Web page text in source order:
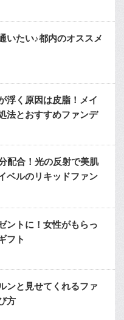
いたい♪都内のオススメ
浮く原因は皮脂！メイ
法とおすすめファンデ
配合！光の反射で美肌
ベルのリキッドファン
ントに！女性がもらっ
フト
ンと見せてくれるファ
方